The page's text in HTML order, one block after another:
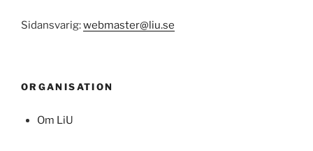
Sidansvarig:webmaster@liu.se
ORGANISATION
Om LiU